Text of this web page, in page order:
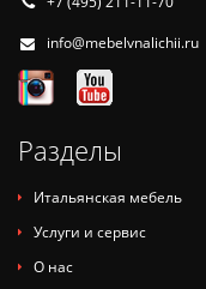
info@mebelvnalichii.ru
Разделы
Итальянская мебель
Услуги и сервис
О нас